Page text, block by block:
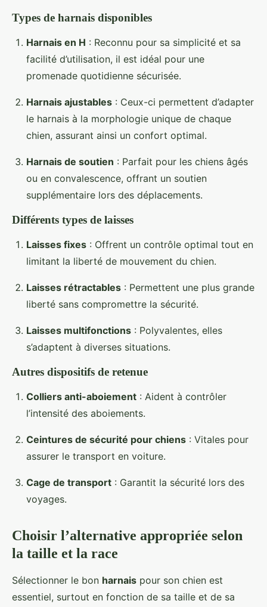
Types de harnais disponibles
Harnais en H : Reconnu pour sa simplicité et sa
facilité d’utilisation, il est idéal pour une
promenade quotidienne sécurisée.
Harnais ajustables : Ceux-ci permettent d’adapter
le harnais à la morphologie unique de chaque
chien, assurant ainsi un confort optimal.
Harnais de soutien : Parfait pour les chiens âgés
ou en convalescence, offrant un soutien
supplémentaire lors des déplacements.
Différents types de laisses
Laisses fixes : Offrent un contrôle optimal tout en
limitant la liberté de mouvement du chien.
Laisses rétractables : Permettent une plus grande
liberté sans compromettre la sécurité.
Laisses multifonctions : Polyvalentes, elles
s’adaptent à diverses situations.
Autres dispositifs de retenue
Colliers anti-aboiement : Aident à contrôler
l’intensité des aboiements.
Ceintures de sécurité pour chiens : Vitales pour
assurer le transport en voiture.
Cage de transport : Garantit la sécurité lors des
voyages.
Choisir l’alternative appropriée selon
la taille et la race
Sélectionner le bon harnais pour son chien est
essentiel, surtout en fonction de sa taille et de sa